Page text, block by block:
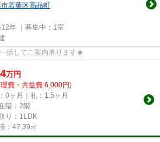
若葉区高品町
年 ｜募集中： 1室
括してご案内承ります★
万円
費・共益費 6,000円)
0ヶ月｜礼：1.5ヶ月
階：2階
り：1LDK
：47.39㎡